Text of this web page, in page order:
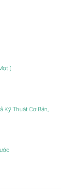
)
Kỹ Thuật Cơ Bản,